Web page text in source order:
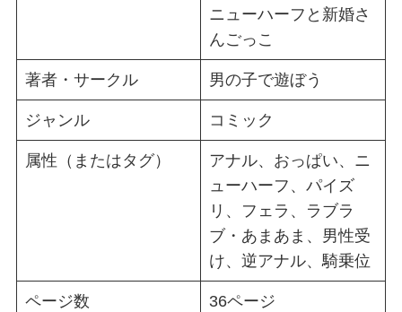
ニューハーフと新婚さ
んごっこ
著者・サークル 男の子で遊ぼう
ジャンル コミック
属性（またはタグ）
アナル、おっぱい、ニ
ューハーフ、パイズ
リ、フェラ、ラブラ
ブ・あまあま、男性受
け、逆アナル、騎乗位
ページ数 36ページ